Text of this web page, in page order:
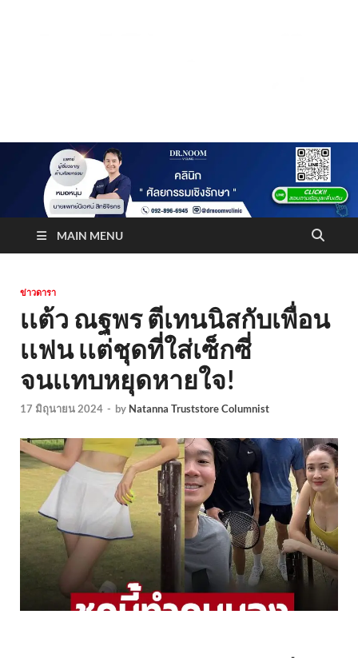
Truststoreonline
MAIN MENU
ข่าวดารา
เเต้ว ณฐพร ตีเทนนิสกับเพื่อน
เเฟน เเต่ชุดที่ใส่เซ็กซี่
จนเเทบหยุดหายใจ!
17 มิถุนายน 2024 - by Natanna Truststore Columnist